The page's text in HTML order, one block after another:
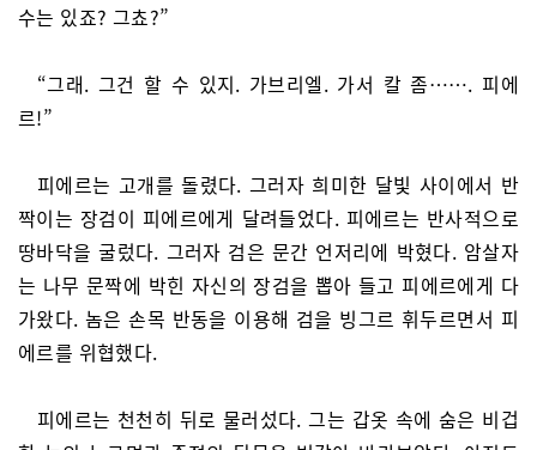
수는 있죠? 그쵸?”
“그래. 그건 할 수 있지. 가브리엘. 가서 칼 좀……. 피에
르!”
피에르는 고개를 돌렸다. 그러자 희미한 달빛 사이에서 반
짝이는 장검이 피에르에게 달려들었다. 피에르는 반사적으로
땅바닥을 굴렀다. 그러자 검은 문간 언저리에 박혔다. 암살자
는 나무 문짝에 박힌 자신의 장검을 뽑아 들고 피에르에게 다
가왔다. 놈은 손목 반동을 이용해 검을 빙그르 휘두르면서 피
에르를 위협했다.
피에르는 천천히 뒤로 물러섰다. 그는 갑옷 속에 숨은 비겁